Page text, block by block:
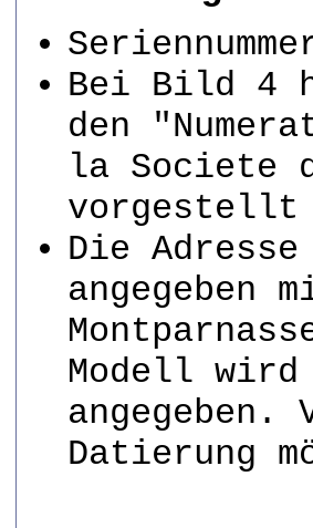
Bei Bild 4
den
la Societe
vorgestellt
Die
angegeben
Modell wird
Datierung